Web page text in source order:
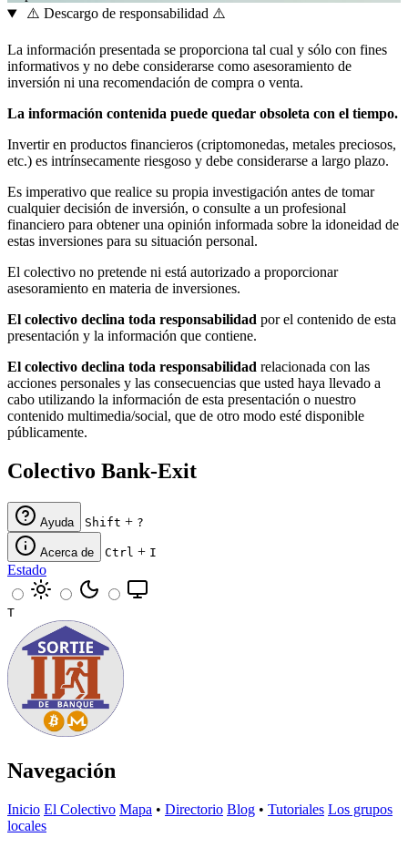
⚠️ Descargo de responsabilidad ⚠️
La información presentada se proporciona tal cual y sólo con fines
informativos y no debe considerarse como asesoramiento de
inversión ni una recomendación de compra o venta.
La información contenida puede quedar obsoleta con el tiempo.
Invertir en productos financieros (criptomonedas, metales preciosos,
etc.) es intrínsecamente riesgoso y debe considerarse a largo plazo.
Es imperativo que realice su propia investigación antes de tomar
cualquier decisión de inversión, o consulte a un profesional
financiero para obtener una opinión informada sobre la idoneidad de
estas inversiones para su situación personal.
El colectivo no pretende ni está autorizado a proporcionar
asesoramiento en materia de inversiones.
El colectivo declina toda responsabilidad por el contenido de esta
presentación y la información que contiene.
El colectivo declina toda responsabilidad relacionada con las
acciones personales y las consecuencias que usted haya llevado a
cabo utilizando la información de esta presentación o nuestro
contenido multimedia/social, que de otro modo esté disponible
públicamente.
Colectivo Bank-Exit
Ayuda Shift + ?
Acerca de Ctrl + I
Estado
T
Navegación
Inicio El Colectivo Mapa • Directorio Blog • Tutoriales Los grupos
locales